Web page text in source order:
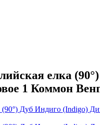
елка
1 Коммон